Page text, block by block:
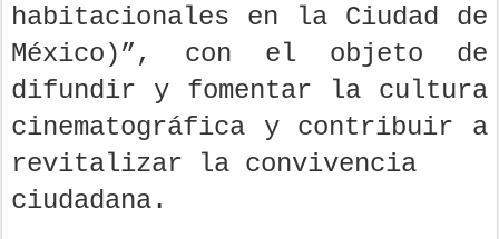
habitacionales en la Ciudad de
México)”, con el objeto de
difundir y fomentar la cultura
cinematográfica y contribuir a
revitalizar la convivencia
ciudadana.